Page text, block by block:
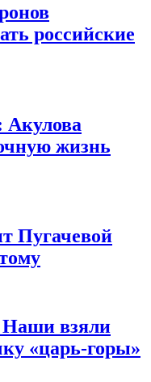
российские
Акулова
жизнь
Пугачевой
Наши взяли
«царь-горы»